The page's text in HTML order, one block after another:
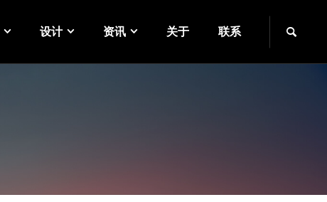
设计 资讯 关于 联系